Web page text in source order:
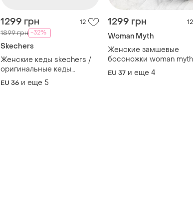
1299 грн 12
1899 грн -32%
Skechers
Женские кеды skechers /
оригинальные кеды
черного цвета
EU 36 и еще 5
1299 грн 12
Woman Myth
Женские замшевые
босоножки woman myth
черные и коричневые
41
EU 37 и еще 4